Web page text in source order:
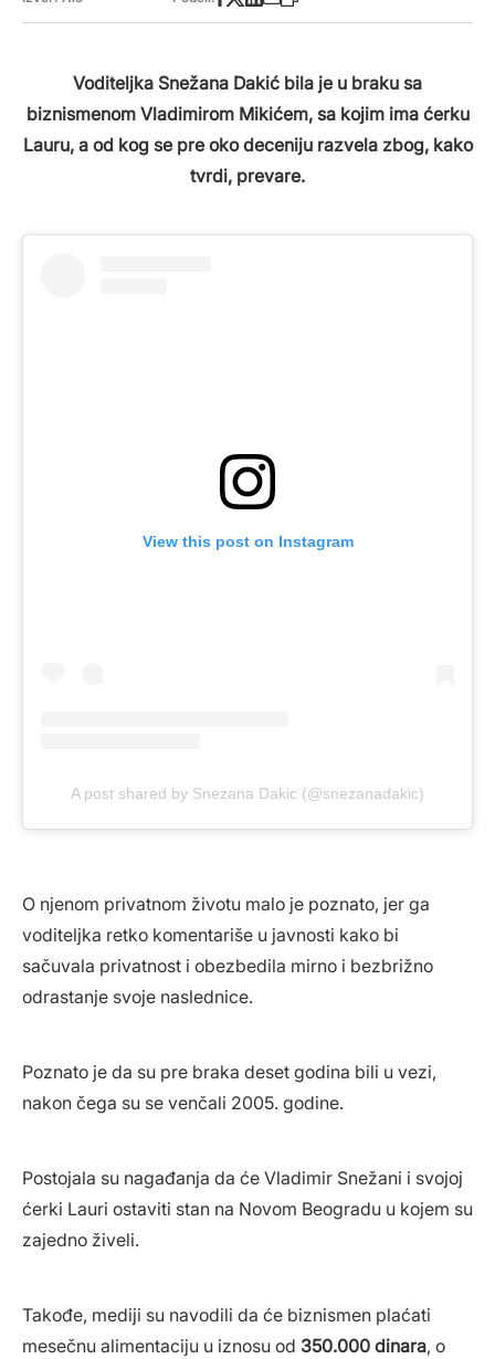
Voditeljka Snežana Dakić bila je u braku sa
biznismenom Vladimirom Mikićem, sa kojim ima ćerku
Lauru, a od kog se pre oko deceniju razvela zbog, kako
tvrdi, prevare.
View this post on Instagram
A post shared by Snezana Dakic (@snezanadakic)
O njenom privatnom životu malo je poznato, jer ga
voditeljka retko komentariše u javnosti kako bi
sačuvala privatnost i obezbedila mirno i bezbrižno
odrastanje svoje naslednice.
Poznato je da su pre braka deset godina bili u vezi,
nakon čega su se venčali 2005. godine.
Postojala su nagađanja da će Vladimir Snežani i svojoj
ćerki Lauri ostaviti stan na Novom Beogradu u kojem su
zajedno živeli.
Takođe, mediji su navodili da će biznismen plaćati
mesečnu alimentaciju u iznosu od 350.000 dinara, o